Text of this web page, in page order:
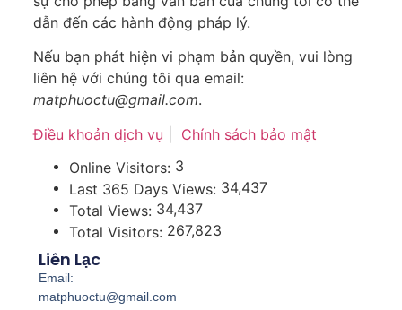
dẫn đến các hành động pháp lý.
Nếu bạn phát hiện vi phạm bản quyền, vui lòng
liên hệ với chúng tôi qua email:
matphuoctu@gmail.com.
Điều khoản dịch vụ
Chính sách bảo mật
Online Visitors: 3
Last 365 Days Views: 34,437
Total Views: 34,437
Total Visitors: 267,823
Liên Lạc
Email:
matphuoctu@gmail.com